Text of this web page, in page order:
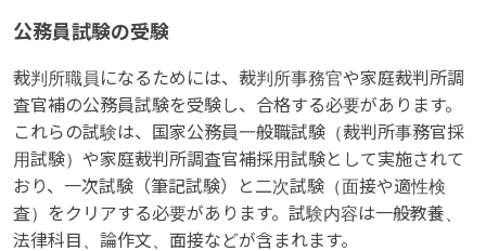
公務員試験の受験
裁判所職員になるためには、裁判所事務官や家庭裁判所調
査官補の公務員試験を受験し、合格する必要があります。
これらの試験は、国家公務員一般職試験（裁判所事務官採
用試験）や家庭裁判所調査官補採用試験として実施されて
おり、一次試験（筆記試験）と二次試験（面接や適性検
査）をクリアする必要があります。試験内容は一般教養、
法律科目、論作文、面接などが含まれます。